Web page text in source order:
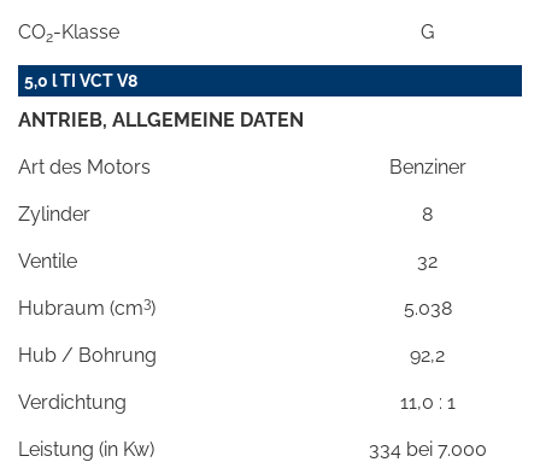
CO2-Klasse G
5,0 l TI VCT V8
ANTRIEB, ALLGEMEINE DATEN
Art des Motors Benziner
Zylinder 8
Ventile 32
Hubraum (cm3) 5.038
Hub / Bohrung 92,2
Verdichtung 11,0 : 1
Leistung (in Kw) 334 bei 7.000